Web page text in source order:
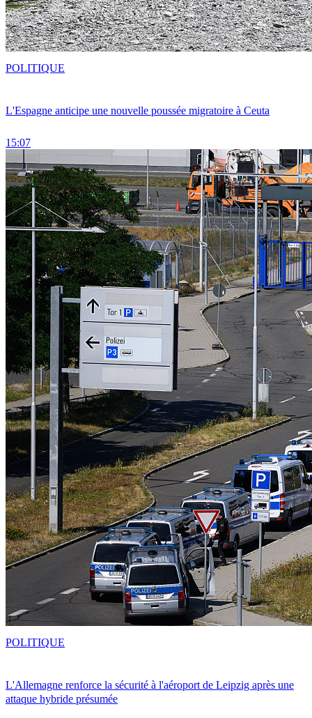
L'Espagne anticipe une nouvelle poussée migratoire à Ceuta
15:07
POLITIQUE
L'Allemagne renforce la sécurité à l'aéroport de Leipzig après une
attaque hybride présumée
POLITIQUE